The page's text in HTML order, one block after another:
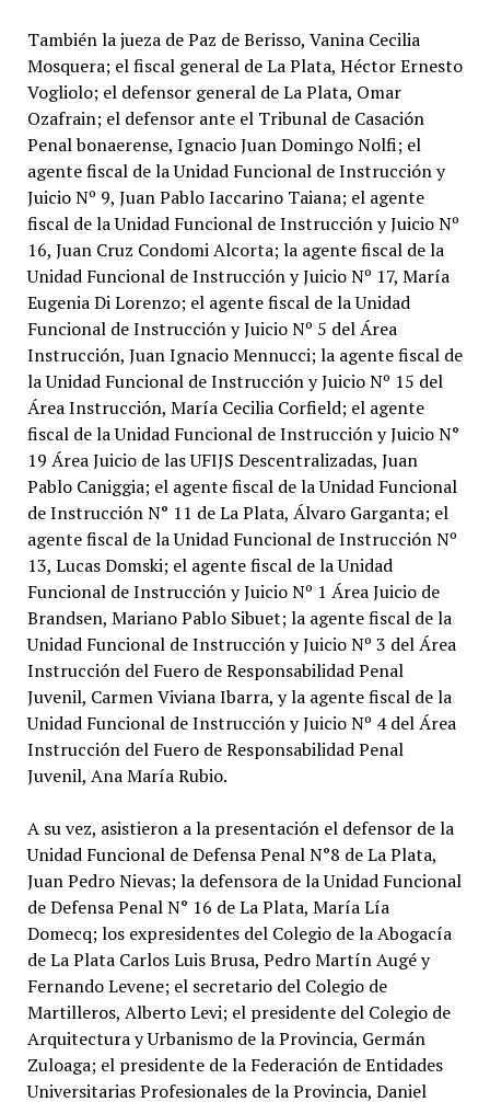
También la jueza de Paz de Berisso, Vanina Cecilia
Mosquera; el fiscal general de La Plata, Héctor Ernesto
Vogliolo; el defensor general de La Plata, Omar
Ozafrain; el defensor ante el Tribunal de Casación
Penal bonaerense, Ignacio Juan Domingo Nolfi; el
agente fiscal de la Unidad Funcional de Instrucción y
Juicio Nº 9, Juan Pablo Iaccarino Taiana; el agente
fiscal de la Unidad Funcional de Instrucción y Juicio Nº
16, Juan Cruz Condomi Alcorta; la agente fiscal de la
Unidad Funcional de Instrucción y Juicio Nº 17, María
Eugenia Di Lorenzo; el agente fiscal de la Unidad
Funcional de Instrucción y Juicio Nº 5 del Área
Instrucción, Juan Ignacio Mennucci; la agente fiscal de
la Unidad Funcional de Instrucción y Juicio Nº 15 del
Área Instrucción, María Cecilia Corfield; el agente
fiscal de la Unidad Funcional de Instrucción y Juicio N°
19 Área Juicio de las UFIJS Descentralizadas, Juan
Pablo Caniggia; el agente fiscal de la Unidad Funcional
de Instrucción N° 11 de La Plata, Álvaro Garganta; el
agente fiscal de la Unidad Funcional de Instrucción Nº
13, Lucas Domski; el agente fiscal de la Unidad
Funcional de Instrucción y Juicio Nº 1 Área Juicio de
Brandsen, Mariano Pablo Sibuet; la agente fiscal de la
Unidad Funcional de Instrucción y Juicio Nº 3 del Área
Instrucción del Fuero de Responsabilidad Penal
Juvenil, Carmen Viviana Ibarra, y la agente fiscal de la
Unidad Funcional de Instrucción y Juicio Nº 4 del Área
Instrucción del Fuero de Responsabilidad Penal
Juvenil, Ana María Rubio.
A su vez, asistieron a la presentación el defensor de la
Unidad Funcional de Defensa Penal N°8 de La Plata,
Juan Pedro Nievas; la defensora de la Unidad Funcional
de Defensa Penal N° 16 de La Plata, María Lía
Domecq; los expresidentes del Colegio de la Abogacía
de La Plata Carlos Luis Brusa, Pedro Martín Augé y
Fernando Levene; el secretario del Colegio de
Martilleros, Alberto Levi; el presidente del Colegio de
Arquitectura y Urbanismo de la Provincia, Germán
Zuloaga; el presidente de la Federación de Entidades
Universitarias Profesionales de la Provincia, Daniel